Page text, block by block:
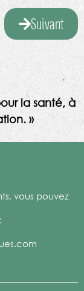
Suivant
la santé, à
»
vous pouvez